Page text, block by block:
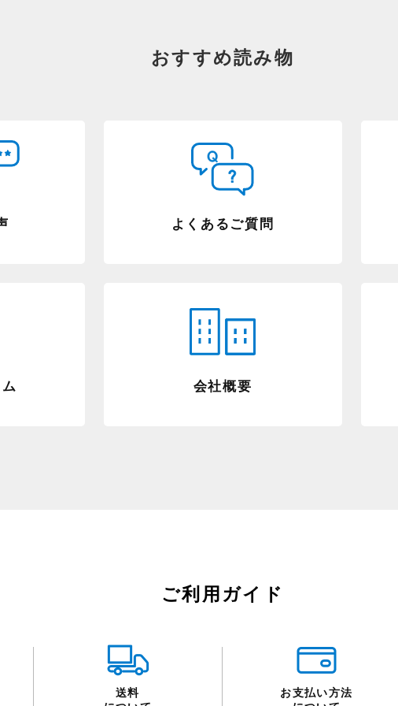
おすすめ読み物
よくあるご質問
会社概要
ご利用ガイド
送料
お支払い方法